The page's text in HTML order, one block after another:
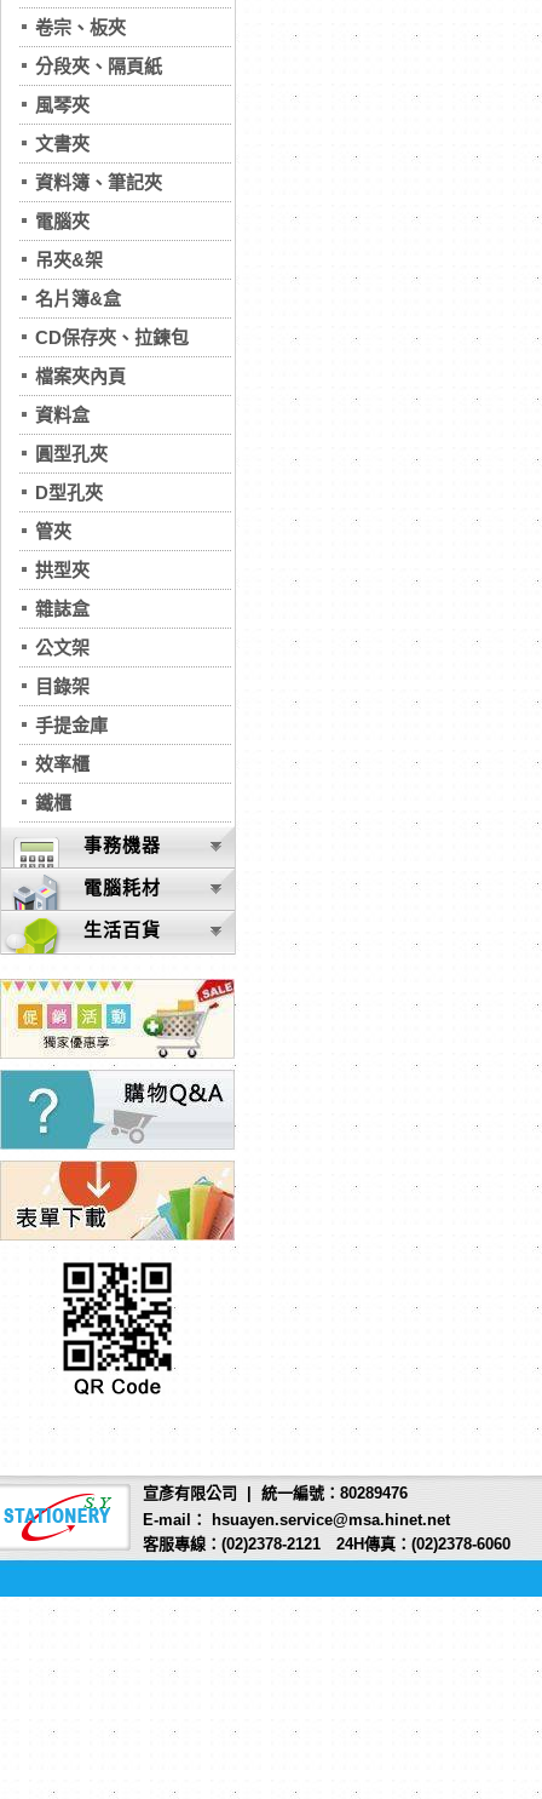
卷宗、板夾
分段夾、隔頁紙
風琴夾
文書夾
資料簿、筆記夾
電腦夾
吊夾&架
名片簿&盒
CD保存夾、拉鍊包
檔案夾內頁
資料盒
圓型孔夾
D型孔夾
管夾
拱型夾
雜誌盒
公文架
目錄架
手提金庫
效率櫃
鐵櫃
事務機器
電腦耗材
生活百貨
宣彥有限公司 | 統一編號：80289476
E-mail： hsuayen.service@msa.hinet.net
客服專線：(02)2378-2121 24H傳真：(02)2378-6060